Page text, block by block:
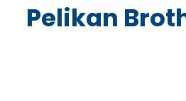
Pelikan